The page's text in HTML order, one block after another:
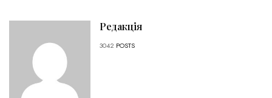
Редакція
3042 POSTS